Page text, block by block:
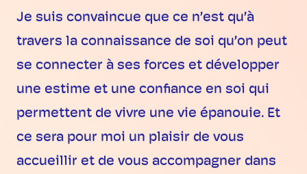
Je suis convaincue que ce n’est qu’à
travers la connaissance de soi qu’on peut
se connecter à ses forces et développer
une estime et une confiance en soi qui
permettent de vivre une vie épanouie. Et
ce sera pour moi un plaisir de vous
accueillir et de vous accompagner dans